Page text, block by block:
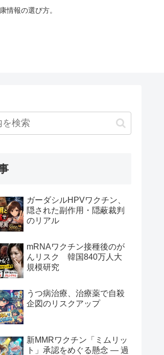
情報の選び方。
ガーダシルHPVワクチン、
隠された副作用・隠蔽裁判
のリアル
mRNAワクチン接種後のが
んリスク 韓国840万人大
規模研究
うつ病治療、治療薬で自殺
企図のリスクアップ
新MMRワクチン「ミムリッ
ト」承認をめぐる懸念 — 過